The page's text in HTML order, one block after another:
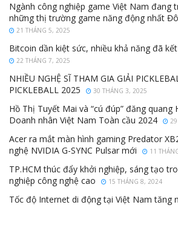
Ngành công nghiệp game Việt Nam đang
những thị trường game năng động nhất
21 THÁNG 5, 2025
Bitcoin dần kiệt sức, nhiều khả năng đã
22 THÁNG 7, 2025
NHIỀU NGHỆ SĨ THAM GIA GIẢI
PICKLEBALL 2025
30 THÁNG 3, 2025
Hồ Thị Tuyết Mai và “cú đúp” đăng quang
Doanh nhân Việt Nam Toàn cầu 2024
Acer ra mắt màn hình gaming Predator
nghệ NVIDIA G-SYNC Pulsar mới
11
TP.HCM thúc đẩy khởi nghiệp, sáng tạo
nghiệp công nghệ cao
15 THÁNG 8, 2024
Tốc độ Internet di động tại Việt Nam tăng